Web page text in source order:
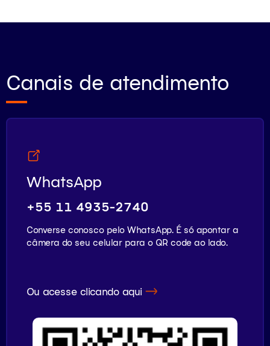
Canais de atendimento
WhatsApp
+55 11 4935-2740
Converse conosco pelo WhatsApp. É só apontar a
câmera do seu celular para o QR code ao lado.
Ou acesse clicando aqui